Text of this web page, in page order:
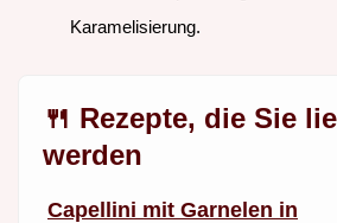
Karamelisierung.
🍴 Rezepte, die Sie
werden
Capellini mit Garnelen in